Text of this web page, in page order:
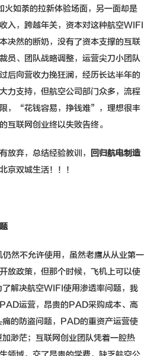
火如荼的拉新体验场面，另一面却是
入，跨越年关，资本对这种航空WIFI
决然的断奶，没有了资本支撑的互联
员、团队战略调整，运营尖刀小团队
后向营收力挽狂澜，经历长达半年的
力支持，但航空公司部门众多，流程
，“花钱容易，挣钱难”，理想很丰
互联网创业终以失败告终。
放弃，总结经验教训，
回归航电制造
京双城生活！！！
放政策，但那个时候，飞机上可以使
解决航空WIFI使用渗透率问题，我
运营，昂贵的PAD采购成本、高
的防盗问题，PAD的重资产运营使
渺茫；互联网创业团队凭着一腔热